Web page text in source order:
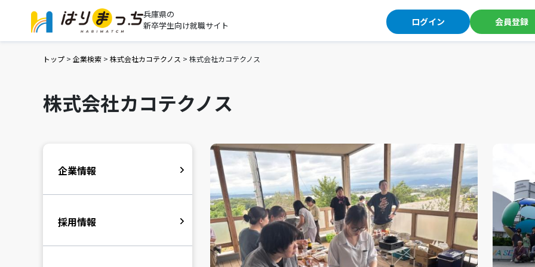
兵庫県の
新卒学生向け就職サイト
ログイン 会員登録
トップ > 企業検索 > 株式会社カコテクノス > 株式会社カコテクノス
株式会社カコテクノス
企業情報
採用情報